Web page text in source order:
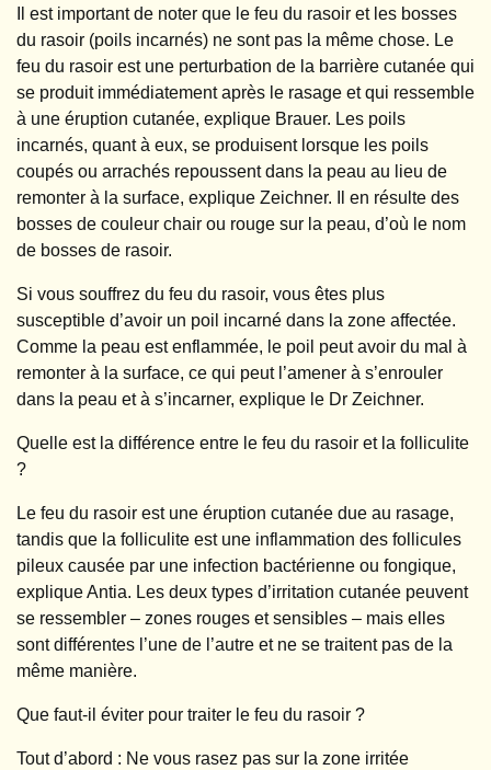
Il est important de noter que le feu du rasoir et les bosses
du rasoir (poils incarnés) ne sont pas la même chose. Le
feu du rasoir est une perturbation de la barrière cutanée qui
se produit immédiatement après le rasage et qui ressemble
à une éruption cutanée, explique Brauer. Les poils
incarnés, quant à eux, se produisent lorsque les poils
coupés ou arrachés repoussent dans la peau au lieu de
remonter à la surface, explique Zeichner. Il en résulte des
bosses de couleur chair ou rouge sur la peau, d’où le nom
de bosses de rasoir.
Si vous souffrez du feu du rasoir, vous êtes plus
susceptible d’avoir un poil incarné dans la zone affectée.
Comme la peau est enflammée, le poil peut avoir du mal à
remonter à la surface, ce qui peut l’amener à s’enrouler
dans la peau et à s’incarner, explique le Dr Zeichner.
Quelle est la différence entre le feu du rasoir et la folliculite
?
Le feu du rasoir est une éruption cutanée due au rasage,
tandis que la folliculite est une inflammation des follicules
pileux causée par une infection bactérienne ou fongique,
explique Antia. Les deux types d’irritation cutanée peuvent
se ressembler – zones rouges et sensibles – mais elles
sont différentes l’une de l’autre et ne se traitent pas de la
même manière.
Que faut-il éviter pour traiter le feu du rasoir ?
Tout d’abord : Ne vous rasez pas sur la zone irritée